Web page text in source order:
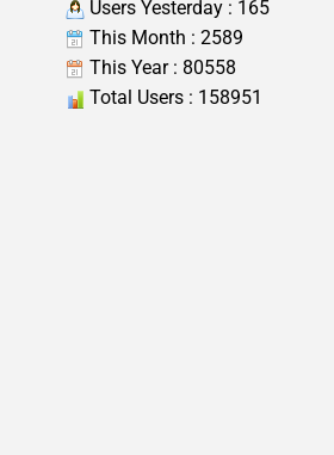
Users Yesterday : 165
This Month : 2589
This Year : 80558
Total Users : 158951